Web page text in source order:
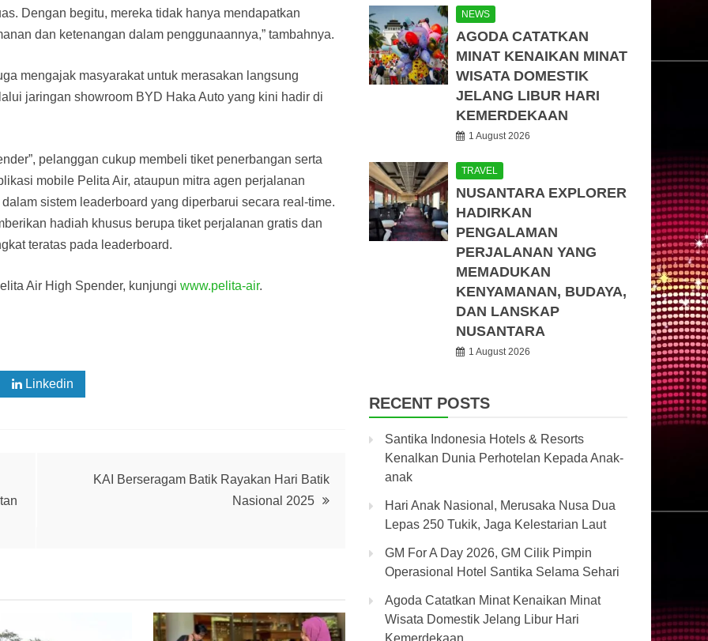
Dengan begitu, mereka tidak hanya mendapatkan
dan ketenangan dalam penggunaannya,” tambahnya.
mengajak masyarakat untuk merasakan langsung
jaringan showroom BYD Haka Auto yang kini hadir di
pelanggan cukup membeli tiket penerbangan serta
mobile Pelita Air, ataupun mitra agen perjalanan
sistem leaderboard yang diperbarui secara real-time.
hadiah khusus berupa tiket perjalanan gratis dan
teratas pada leaderboard.
Air High Spender, kunjungi www.pelita-air.
Linkedin
KAI Berseragam Batik Rayakan Hari Batik
Nasional 2025
NEWS
AGODA CATATKAN
MINAT KENAIKAN MINAT
WISATA DOMESTIK
JELANG LIBUR HARI
KEMERDEKAAN
1 August 2026
TRAVEL
NUSANTARA EXPLORER
HADIRKAN
PENGALAMAN
PERJALANAN YANG
MEMADUKAN
KENYAMANAN, BUDAYA,
DAN LANSKAP
NUSANTARA
1 August 2026
RECENT POSTS
Santika Indonesia Hotels & Resorts
Kenalkan Dunia Perhotelan Kepada Anak-
anak
Hari Anak Nasional, Merusaka Nusa Dua
Lepas 250 Tukik, Jaga Kelestarian Laut
GM For A Day 2026, GM Cilik Pimpin
Operasional Hotel Santika Selama Sehari
Agoda Catatkan Minat Kenaikan Minat
Wisata Domestik Jelang Libur Hari